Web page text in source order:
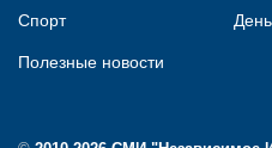
Спорт
Полезные новости